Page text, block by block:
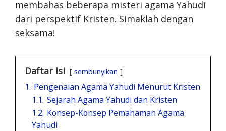
membahas beberapa misteri agama Yahudi
dari perspektif Kristen. Simaklah dengan
seksama!
Daftar Isi sembunyikan
1. Pengenalan Agama Yahudi Menurut Kristen
1.1. Sejarah Agama Yahudi dan Kristen
1.2. Konsep-Konsep Pemahaman Agama
Yahudi